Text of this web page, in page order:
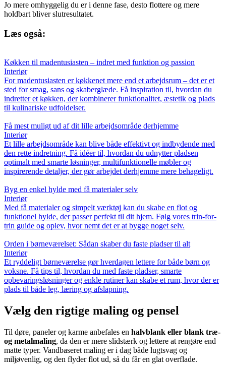
Jo mere omhyggelig du er i denne fase, desto flottere og mere
holdbart bliver slutresultatet.
Læs også:
Køkken til madentusiasten – indret med funktion og passion
Interiør
For madentusiasten er køkkenet mere end et arbejdsrum – det er et
sted for smag, sans og skaberglæde. Få inspiration til, hvordan du
indretter et køkken, der kombinerer funktionalitet, æstetik og plads
til kulinariske udfoldelser.
Få mest muligt ud af dit lille arbejdsområde derhjemme
Interiør
Et lille arbejdsområde kan blive både effektivt og indbydende med
den rette indretning. Få idéer til, hvordan du udnytter pladsen
optimalt med smarte løsninger, multifunktionelle møbler og
inspirerende detaljer, der gør arbejdet derhjemme mere behageligt.
Byg en enkel hylde med få materialer selv
Interiør
Med få materialer og simpelt værktøj kan du skabe en flot og
funktionel hylde, der passer perfekt til dit hjem. Følg vores trin-for-
trin guide og oplev, hvor nemt det er at bygge noget selv.
Orden i børneværelset: Sådan skaber du faste pladser til alt
Interiør
Et ryddeligt børneværelse gør hverdagen lettere for både børn og
voksne. Få tips til, hvordan du med faste pladser, smarte
opbevaringsløsninger og enkle rutiner kan skabe et rum, hvor der er
plads til både leg, læring og afslapning.
Vælg den rigtige maling og pensel
Til døre, paneler og karme anbefales en halvblank eller blank træ-
og metalmaling, da den er mere slidstærk og lettere at rengøre end
matte typer. Vandbaseret maling er i dag både lugtsvag og
miljøvenlig, og den flyder flot ud, så du får en glat overflade.